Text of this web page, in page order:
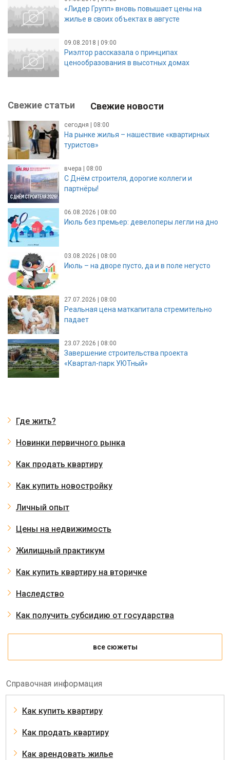
«Лидер Групп» вновь повышает цены на
жилье в своих объектах в августе
09.08.2018 | 09:00
Риэлтор рассказала о принципах
ценообразования в высотных домах
Свежие статьи Свежие новости
сегодня | 08:00
На рынке жилья – нашествие «квартирных
туристов»
вчера | 08:00
С Днём строителя, дорогие коллеги и
партнёры!
06.08.2026 | 08:00
Июль без премьер: девелоперы легли на дно
03.08.2026 | 08:00
Июль – на дворе пусто, да и в поле негусто
27.07.2026 | 08:00
Реальная цена маткапитала стремительно
падает
23.07.2026 | 08:00
Завершение строительства проекта
«Квартал-парк УЮТный»
Где жить?
Новинки первичного рынка
Как продать квартиру
Как купить новостройку
Личный опыт
Цены на недвижимость
Жилищный практикум
Как купить квартиру на вторичке
Наследство
Как получить субсидию от государства
все сюжеты
Справочная информация
Как купить квартиру
Как продать квартиру
Как арендовать жилье